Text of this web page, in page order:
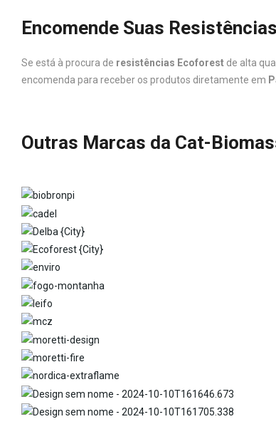
Encomende Suas
Se está à procura de resistências Ecoforest de alta
encomenda para receber os produtos diretamente em
Outras Marcas da Cat-